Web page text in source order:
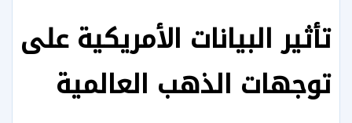
تأثير البيانات الأمريكية على
توجهات الذهب العالمية